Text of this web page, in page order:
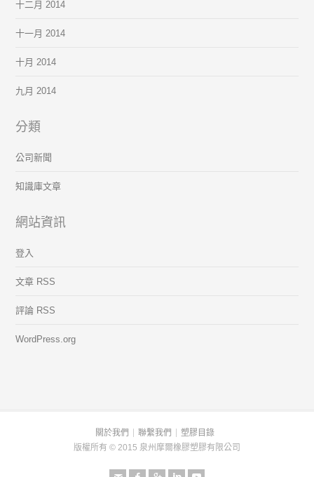
十二月 2014
十一月 2014
十月 2014
九月 2014
分類
公司新聞
知識庫文章
網站資訊
登入
文章 RSS
評論 RSS
WordPress.org
關於我們 聯繫我們
塑膠目錄
版權所有 © 2015 泉州摩爾橡膠塑膠有限公司